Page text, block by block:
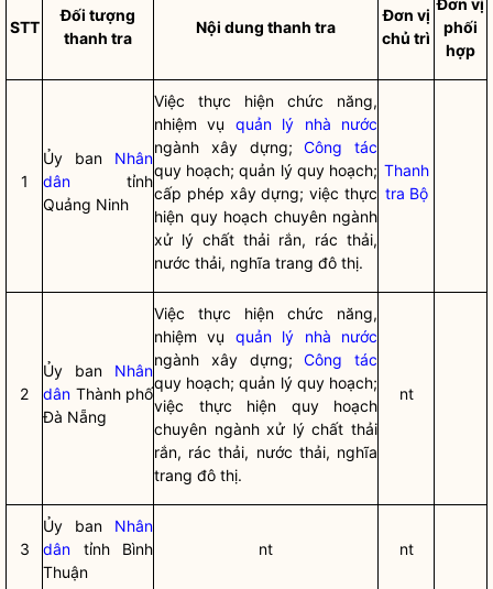
STT
Đối tượng
thanh tra
Nội dung thanh tra
Đơn vị
chủ trì
Đơn vị
phối
hợp
1
Ủy ban Nhân
dân tỉnh
Quảng Ninh
Việc thực hiện chức năng,
nhiệm vụ quản lý nhà nước
ngành xây dựng;Công tác
quy hoạch; quản lý quy hoạch;
cấp phép xây dựng; việc thực
hiện quy hoạch chuyên ngành
xử lý chất thải rắn, rác thải,
nước thải, nghĩa trang đô thị.
Thanh
tra Bộ
2
Ủy ban Nhân
dân Thành phố
Đà Nẵng
Việc thực hiện chức năng,
nhiệm vụ quản lý nhà nước
ngành xây dựng;Công tác
quy hoạch; quản lý quy hoạch;
việc thực hiện quy hoạch
chuyên ngành xử lý chất thải
rắn, rác thải, nước thải, nghĩa
trang đô thị.
nt
3
Ủy ban Nhân
dân tỉnh Bình
Thuận
nt nt